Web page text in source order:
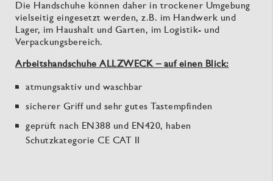
Die Handschuhe können daher in trockener Umgebung
vielseitig eingesetzt werden, z.B. im Handwerk und
Lager, im Haushalt und Garten, im Logistik- und
Verpackungsbereich.
Arbeitshandschuhe ALLZWECK – auf einen Blick:
atmungsaktiv und waschbar
sicherer Griff und sehr gutes Tastempfinden
geprüft nach EN388 und EN420, haben
Schutzkategorie CE CAT II